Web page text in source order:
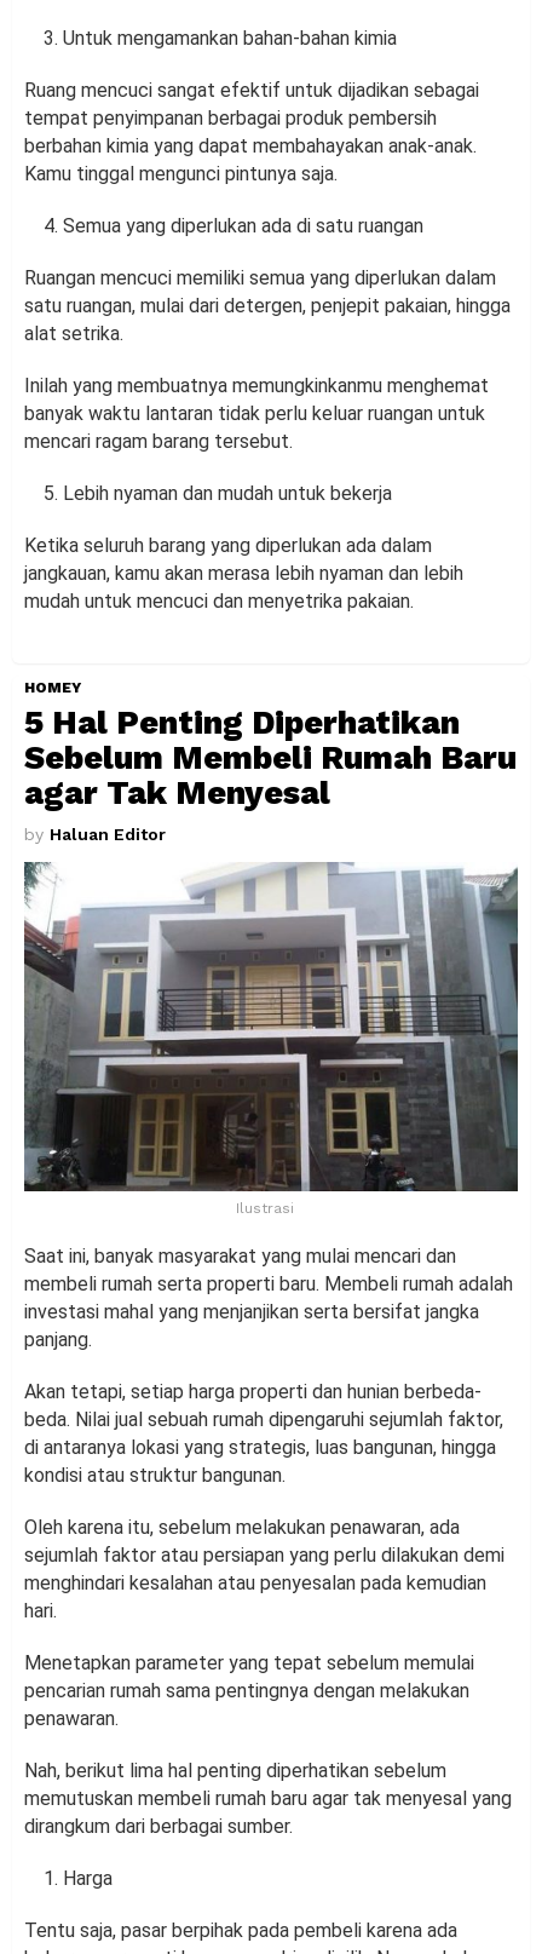
Untuk mengamankan bahan-bahan kimia
Ruang mencuci sangat efektif untuk dijadikan sebagai
tempat penyimpanan berbagai produk pembersih
berbahan kimia yang dapat membahayakan anak-anak.
Kamu tinggal mengunci pintunya saja.
Semua yang diperlukan ada di satu ruangan
Ruangan mencuci memiliki semua yang diperlukan dalam
satu ruangan, mulai dari detergen, penjepit pakaian, hingga
alat setrika.
Inilah yang membuatnya memungkinkanmu menghemat
banyak waktu lantaran tidak perlu keluar ruangan untuk
mencari ragam barang tersebut.
Lebih nyaman dan mudah untuk bekerja
Ketika seluruh barang yang diperlukan ada dalam
jangkauan, kamu akan merasa lebih nyaman dan lebih
mudah untuk mencuci dan menyetrika pakaian.
HOMEY
5 Hal Penting Diperhatikan
Sebelum Membeli Rumah Baru
agar Tak Menyesal
by Haluan Editor
Ilustrasi
Saat ini, banyak masyarakat yang mulai mencari dan
membeli rumah serta properti baru. Membeli rumah adalah
investasi mahal yang menjanjikan serta bersifat jangka
panjang.
Akan tetapi, setiap harga properti dan hunian berbeda-
beda. Nilai jual sebuah rumah dipengaruhi sejumlah faktor,
di antaranya lokasi yang strategis, luas bangunan, hingga
kondisi atau struktur bangunan.
Oleh karena itu, sebelum melakukan penawaran, ada
sejumlah faktor atau persiapan yang perlu dilakukan demi
menghindari kesalahan atau penyesalan pada kemudian
hari.
Menetapkan parameter yang tepat sebelum memulai
pencarian rumah sama pentingnya dengan melakukan
penawaran.
Nah, berikut lima hal penting diperhatikan sebelum
memutuskan membeli rumah baru agar tak menyesal yang
dirangkum dari berbagai sumber.
Harga
Tentu saja, pasar berpihak pada pembeli karena ada